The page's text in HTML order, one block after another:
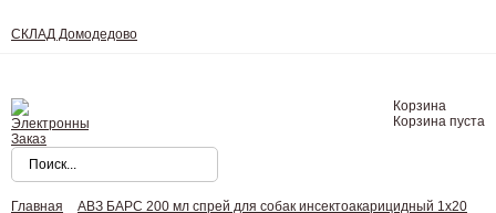
СКЛАД Домодедово
Корзина
Корзина пуста
Главная АВЗ БАРС 200 мл спрей для собак инсектоакарицидный 1х20